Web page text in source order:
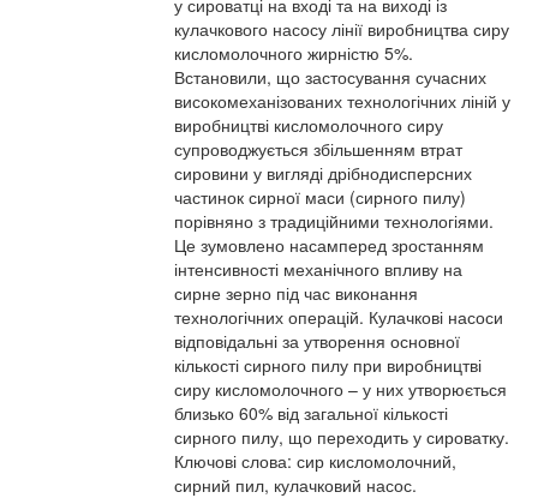
у сироватці на вході та на виході із
кулачкового насосу лінії виробництва сиру
кисломолочного жирністю 5%.
Встановили, що застосування сучасних
високомеханізованих технологічних ліній у
виробництві кисломолочного сиру
супроводжується збільшенням втрат
сировини у вигляді дрібнодисперсних
частинок сирної маси (сирного пилу)
порівняно з традиційними технологіями.
Це зумовлено насамперед зростанням
інтенсивності механічного впливу на
сирне зерно під час виконання
технологічних операцій. Кулачкові насоси
відповідальні за утворення основної
кількості сирного пилу при виробництві
сиру кисломолочного – у них утворюється
близько 60% від загальної кількості
сирного пилу, що переходить у сироватку.
Ключові слова: сир кисломолочний,
сирний пил, кулачковий насос.